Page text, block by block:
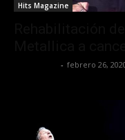
Hits Magazine
- febrero 26,